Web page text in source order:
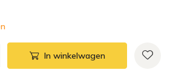
In winkelwagen